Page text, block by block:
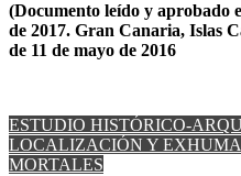
(Documento leído y aprobado
de 2017. Gran Canaria, Islas
de 11 de mayo de 2016
ESTUDIO HISTÓRICO-
LOCALIZACIÓN Y
MORTALES